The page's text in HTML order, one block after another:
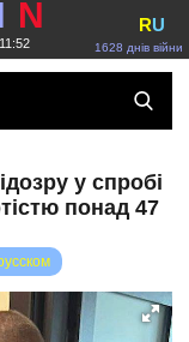
N
1628 днів війни
RU
у спробі
понад 47